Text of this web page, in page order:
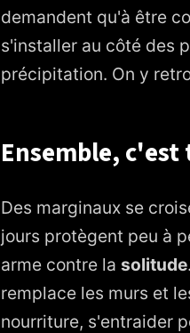
demandent qu'à être
s'installer au côté des
précipitation. On y
Ensemble, c'est
Des marginaux se
jours protègent peu à
arme contre la solitude
remplace les murs et
nourriture, s'entraider